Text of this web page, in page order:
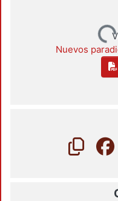
Loading...
Nuevos